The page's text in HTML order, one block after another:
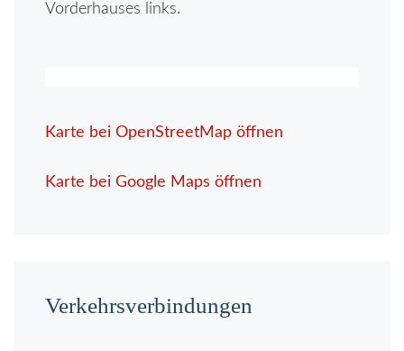
Vorderhauses links.
Karte bei OpenStreetMap öffnen
Karte bei Google Maps öffnen
Verkehrsverbindungen